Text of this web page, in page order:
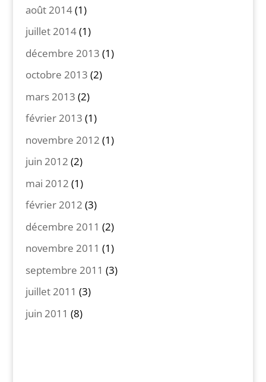
août 2014(1)
juillet 2014(1)
décembre 2013 (1)
octobre 2013 (2)
mars 2013 (2)
février 2013 (1)
novembre 2012 (1)
juin 2012 (2)
mai 2012 (1)
février 2012 (3)
décembre 2011 (2)
novembre 2011 (1)
septembre 2011 (3)
juillet 2011 (3)
juin 2011 (8)